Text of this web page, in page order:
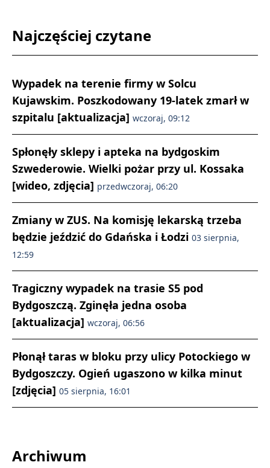
Najczęściej czytane
Wypadek na terenie firmy w Solcu
Kujawskim. Poszkodowany 19-latek zmarł w
szpitalu [aktualizacja] wczoraj, 09:12
Spłonęły sklepy i apteka na bydgoskim
Szwederowie. Wielki pożar przy ul. Kossaka
[wideo, zdjęcia] przedwczoraj, 06:20
Zmiany w ZUS. Na komisję lekarską trzeba
będzie jeździć do Gdańska i Łodzi 03 sierpnia,
12:59
Tragiczny wypadek na trasie S5 pod
Bydgoszczą. Zginęła jedna osoba
[aktualizacja] wczoraj, 06:56
Płonął taras w bloku przy ulicy Potockiego w
Bydgoszczy. Ogień ugaszono w kilka minut
[zdjęcia] 05 sierpnia, 16:01
Archiwum